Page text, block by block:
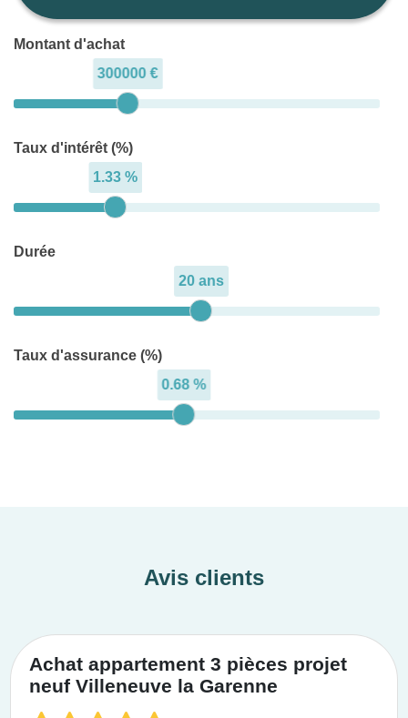
Montant d'achat
300000 €
Taux d'intérêt (%)
1.33 %
Durée
20 ans
Taux d'assurance (%)
0.68 %
Avis clients
Achat appartement 3 pièces projet
neuf Villeneuve la Garenne